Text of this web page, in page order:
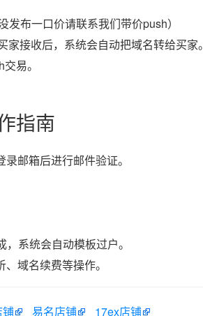
发布一口价请联系我们带价push）
接收后，系统会自动把域名转给买家。
易。
指南
邮箱后进行邮件验证。
系统会自动模板过户。
域名续费等操作。
易名店铺 17ex店铺